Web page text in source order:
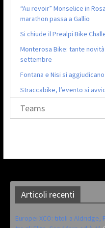
“Au revoir” Monselice in
marathon passa a Gallio
Si chiude il Prealpi Bike
Monterosa Bike: tante
settembre
Fontana e Nisi si
Straccabike, l’evento si
Teams
Articoli recenti
Europei XCO: titoli a